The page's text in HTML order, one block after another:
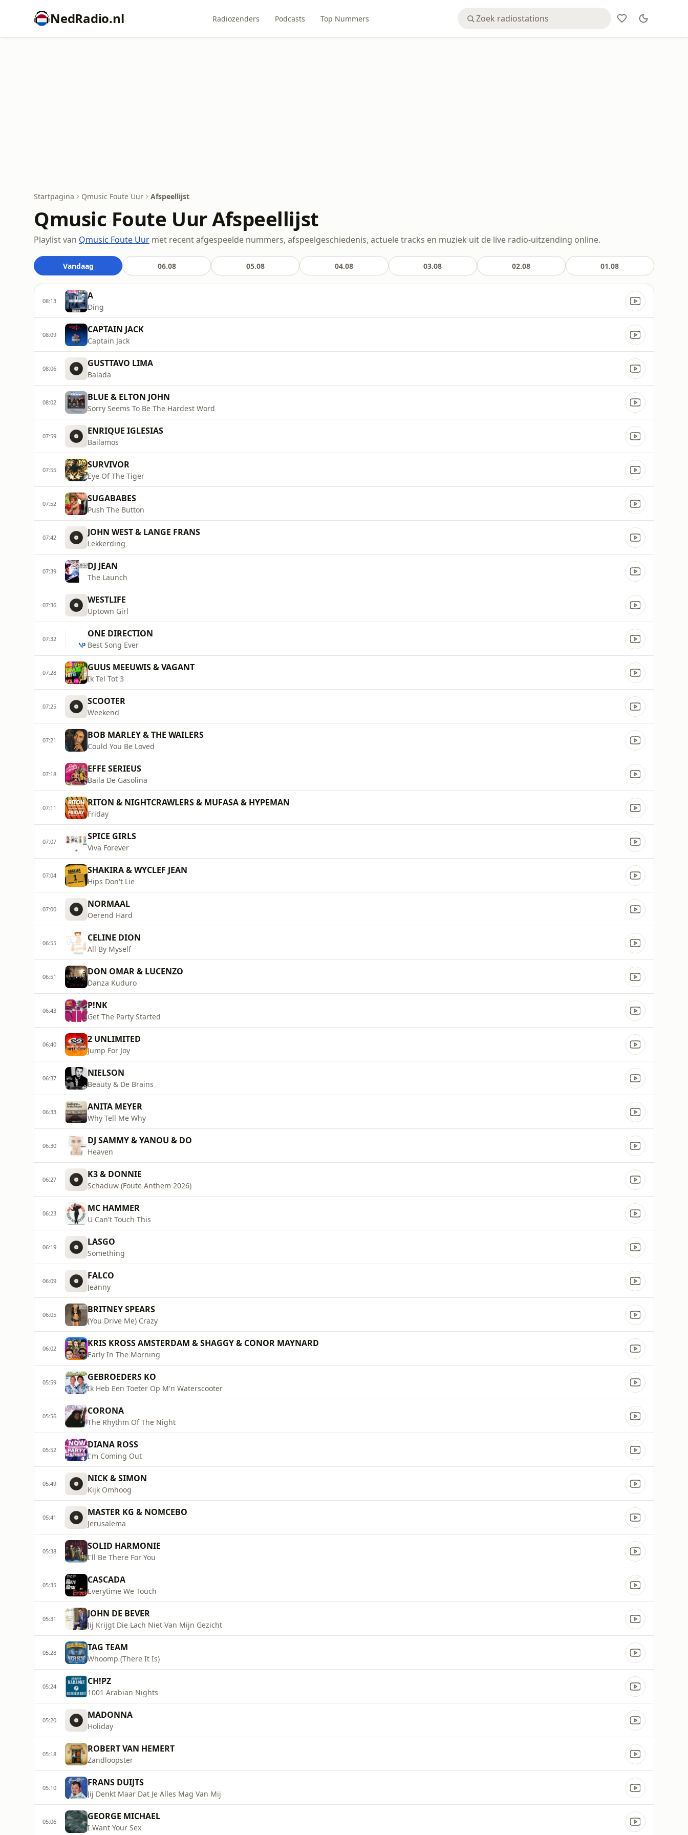
NedRadio.nl Radiozenders Podcasts Top Nummers
Startpagina Qmusic Foute Uur Afspeellijst
Qmusic Foute Uur Afspeellijst
Playlist van Qmusic Foute Uur met recent afgespeelde nummers, afspeelgeschiedenis, actuele tracks en muziek uit de live radio-uitzending online.
Vandaag 06.08 05.08 04.08 03.08 02.08 01.08
08:13 A
Ding
08:09 CAPTAIN JACK
Captain Jack
08:06 GUSTTAVO LIMA
Balada
08:02 BLUE & ELTON JOHN
Sorry Seems To Be The Hardest Word
07:59 ENRIQUE IGLESIAS
Bailamos
07:55 SURVIVOR
Eye Of The Tiger
07:52 SUGABABES
Push The Button
07:42 JOHN WEST & LANGE FRANS
Lekkerding
07:39 DJ JEAN
The Launch
07:36 WESTLIFE
Uptown Girl
07:32 ONE DIRECTION
Best Song Ever
07:28 GUUS MEEUWIS & VAGANT
Ik Tel Tot 3
07:25 SCOOTER
Weekend
07:21 BOB MARLEY & THE WAILERS
Could You Be Loved
07:18 EFFE SERIEUS
Baila De Gasolina
07:11 RITON & NIGHTCRAWLERS & MUFASA & HYPEMAN
Friday
07:07 SPICE GIRLS
Viva Forever
07:04 SHAKIRA & WYCLEF JEAN
Hips Don't Lie
07:00 NORMAAL
Oerend Hard
06:55 CELINE DION
All By Myself
06:51 DON OMAR & LUCENZO
Danza Kuduro
06:43 P!NK
Get The Party Started
06:40 2 UNLIMITED
Jump For Joy
06:37 NIELSON
Beauty & De Brains
06:33 ANITA MEYER
Why Tell Me Why
06:30 DJ SAMMY & YANOU & DO
Heaven
06:27 K3 & DONNIE
Schaduw (Foute Anthem 2026)
06:23 MC HAMMER
U Can't Touch This
06:19 LASGO
Something
06:09 FALCO
Jeanny
06:05 BRITNEY SPEARS
(You Drive Me) Crazy
06:02 KRIS KROSS AMSTERDAM & SHAGGY & CONOR MAYNARD
Early In The Morning
05:59 GEBROEDERS KO
Ik Heb Een Toeter Op M'n Waterscooter
05:56 CORONA
The Rhythm Of The Night
05:52 DIANA ROSS
I'm Coming Out
05:49 NICK & SIMON
Kijk Omhoog
05:41 MASTER KG & NOMCEBO
Jerusalema
05:38 SOLID HARMONIE
I'll Be There For You
05:35 CASCADA
Everytime We Touch
05:31 JOHN DE BEVER
Jij Krijgt Die Lach Niet Van Mijn Gezicht
05:28 TAG TEAM
Whoomp (There It Is)
05:24 CH!PZ
1001 Arabian Nights
05:20 MADONNA
Holiday
05:18 ROBERT VAN HEMERT
Zandloopster
05:10 FRANS DUIJTS
Jij Denkt Maar Dat Je Alles Mag Van Mij
05:06 GEORGE MICHAEL
I Want Your Sex